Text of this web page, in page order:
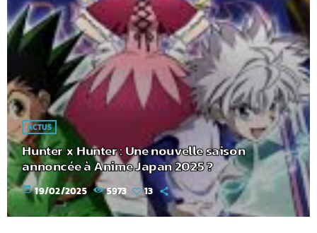
ACTUS
Hunter x Hunter : Une nouvelle saison
annoncée à Anime Japan 2025 ?
today 19/02/2025 5973 13